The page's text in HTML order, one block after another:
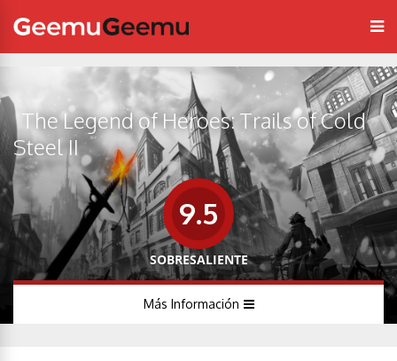
The Legend of Heroes: Trails of Cold
Steel II
9.5
SOBRESALIENTE
Más Información